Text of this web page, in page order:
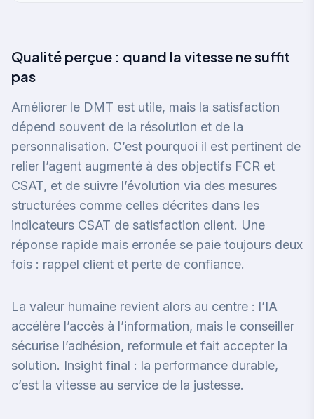
Qualité perçue : quand la vitesse ne suffit
pas
Améliorer le DMT est utile, mais la satisfaction
dépend souvent de la résolution et de la
personnalisation. C’est pourquoi il est pertinent de
relier l’agent augmenté à des objectifs FCR et
CSAT, et de suivre l’évolution via des mesures
structurées comme celles décrites dans les
indicateurs CSAT de satisfaction client. Une
réponse rapide mais erronée se paie toujours deux
fois : rappel client et perte de confiance.
La valeur humaine revient alors au centre : l’IA
accélère l’accès à l’information, mais le conseiller
sécurise l’adhésion, reformule et fait accepter la
solution. Insight final : la performance durable,
c’est la vitesse au service de la justesse.